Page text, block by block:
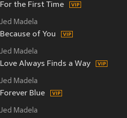
For the First Time
Jed Madela
Because of You
Jed Madela
Love Always Finds a Way
Jed Madela
Forever Blue
Jed Madela